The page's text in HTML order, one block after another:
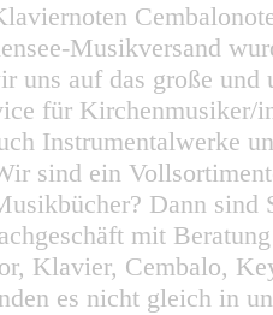
Musikversand
uns auf das große
für
Instrumentalwerke
sind ein
Dann
mit
Klavier, Cembalo,
es nicht gleich in